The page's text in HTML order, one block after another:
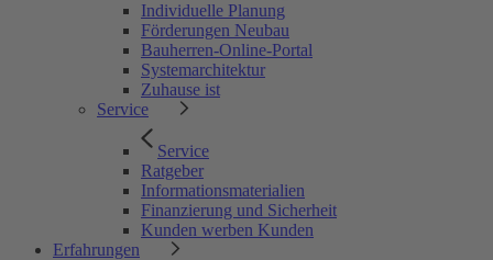
Individuelle Planung
Förderungen Neubau
Bauherren-Online-Portal
Systemarchitektur
Zuhause ist
Service
Service
Ratgeber
Informationsmaterialien
Finanzierung und Sicherheit
Kunden werben Kunden
Erfahrungen